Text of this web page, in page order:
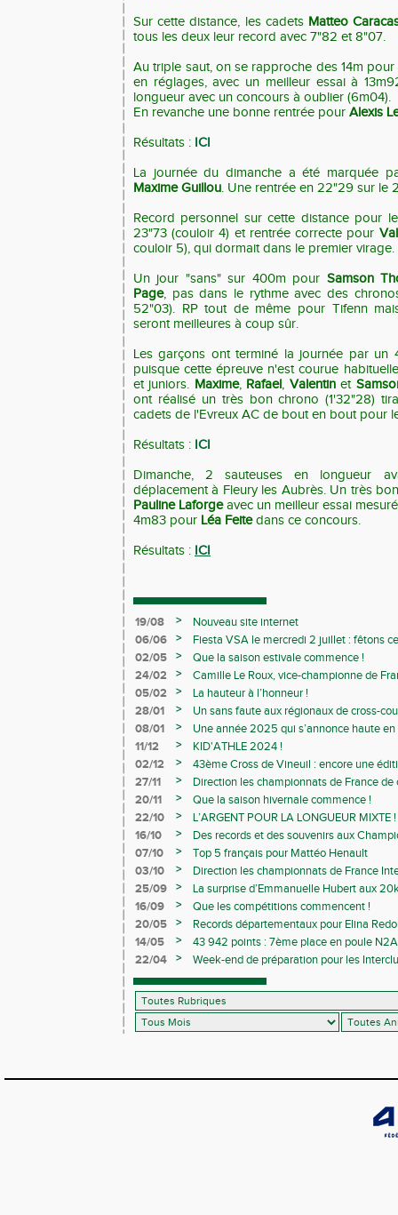
Sur cette distance, les cadets Matteo
tous les deux leur record avec 7"82 et 8"07.
Au triple saut, on se rapproche des 14m pour
en réglages, avec un meilleur essai à
longueur avec un concours à oublier (6m04).
En revanche une bonne rentrée pour Alexis
Résultats : ICI
La journée du dimanche a été marquée
Maxime Guillou. Une rentrée en 22"29 sur le
Record personnel sur cette distance pour
23"73 (couloir 4) et rentrée correcte pour
couloir 5), qui dormait dans le premier virage.
Un jour "sans" sur 400m pour Samson
Page, pas dans le rythme avec des
52"03). RP tout de même pour Tifenn
seront meilleures à coup sûr.
Les garçons ont terminé la journée par un
puisque cette épreuve n'est courue
et juniors. Maxime, Rafael, Valentin et
ont réalisé un très bon chrono (1'32"28)
cadets de l'Evreux AC de bout en bout pour
Résultats : ICI
Dimanche, 2 sauteuses en longueur
déplacement à Fleury les Aubrès. Un très
Pauline Laforgeavec un meilleur essai
4m83 pour Léa Feitedans ce concours.
Résultats : ICI
19/08 >
Nouveau site internet
06/06
>
Fiesta VSA le mercredi 2 juillet : fêtons
02/05
>
Que la saison estivale commence !
24/02
>
Camille Le Roux, vice-championne de
05/02
>
La hauteur à l’honneur !
28/01
>
Un sans faute aux régionaux de cross-
08/01
>
Une année 2025 qui s’annonce haute
11/12
>
KID'ATHLE 2024 !
02/12
>
43ème Cross de Vineuil : encore une
27/11
>
Direction les championnats de France de
20/11
>
Que la saison hivernale commence !
22/10
>
L’ARGENT POUR LA LONGUEUR MIXTE !
16/10
>
Des records et des souvenirs aux
Avenirs
07/10 >
Top 5 français pour Mattéo Henault
03/10
>
Direction les championnats de France
25/09
>
La surprise d’Emmanuelle Hubert aux
16/09
>
Que les compétitions commencent !
20/05
>
Records départementaux pour Elina
14/05
>
43 942 points : 7ème place en poule
22/04
>
Week-end de préparation pour les